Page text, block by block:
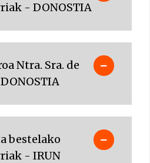
- DONOSTIA
Ntra. Sra. de
bestelako
- IRUN